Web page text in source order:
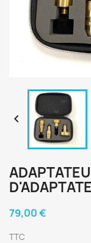

79,00 €
TTC